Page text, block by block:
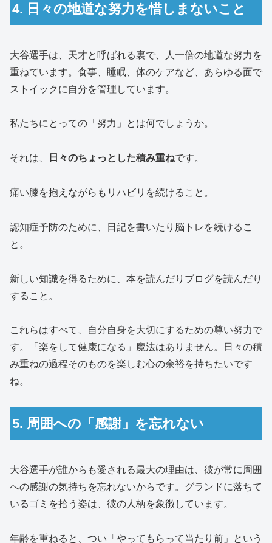
4. 日々の地道な努力を惜しまないこと
大谷選手は、天才と呼ばれる裏で、人一倍の地道な努力を
重ねています。食事、睡眠、体のケアなど、あらゆる面で
ストイックに自分を管理しています。
私たちにとっての「努力」とは何でしょうか。
それは、 日々のちょっとした積み重ねです。
痛い膝を抱えながらもリハビリを続けること。
認知症予防のために、日記を書いたり脳トレを続けるこ
と。
新しい知識を得るために、本を読んだりブログを読んだり
すること。
これらはすべて、自分自身を大切にするための尊い努力で
す。「楽をして健康になる」魔法はありません。日々の積
み重ねの過程そのものを楽しむ心の余裕を持ちたいです
ね。
5. 周囲への「感謝」を忘れない
大谷選手が誰からも愛される最大の理由は、彼が常に周囲
への感謝の気持ちを忘れないからです。グランドに落ちて
いるゴミを拾う姿は、彼の人柄を象徴しています。
年齢を重ねると、つい「やってもらって当たり前」という